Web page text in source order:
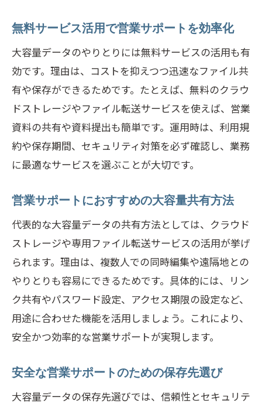
効率化を実現する営業サポートの大容量活用
営業サポートで効率化する活用ポイント
大容量データ活用による業務効率アップ
法
営業サポートで役立つ時短活用アイデア
無料サービスで営業サポートの効率化実
現
営業サポート効率化のための活用術を解
説
大容量データが営業サポートを変える理
由
ビジネス現場で役立つ大容量データ送信の工
夫
営業サポートで実践する送信テクニック
大容量送信時の営業サポート最適化方法
無料おすすめサービスを営業サポートに
営業サポートに必須の送信時注意点
大容量送信が営業サポートで活きる瞬間
無料サービス活用で営業サポートを効率化
大容量データのやりとりには無料サービスの活用も有
効です。理由は、コストを抑えつつ迅速なファイル共
有や保存ができるためです。たとえば、無料のクラウ
ドストレージやファイル転送サービスを使えば、営業
資料の共有や資料提出も簡単です。運用時は、利用規
約や保存期間、セキュリティ対策を必ず確認し、業務
に最適なサービスを選ぶことが大切です。
営業サポートにおすすめの大容量共有方法
代表的な大容量データの共有方法としては、クラウド
ストレージや専用ファイル転送サービスの活用が挙げ
られます。理由は、複数人での同時編集や遠隔地との
やりとりも容易にできるためです。具体的には、リン
ク共有やパスワード設定、アクセス期限の設定など、
用途に合わせた機能を活用しましょう。これにより、
安全かつ効率的な営業サポートが実現します。
安全な営業サポートのための保存先選び
大容量データの保存先選びでは、信頼性とセキュリテ